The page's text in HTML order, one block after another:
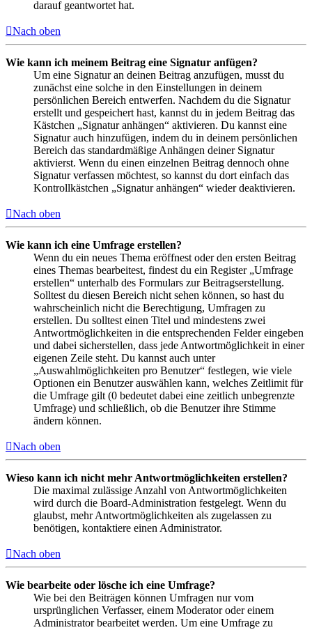
darauf geantwortet hat.
Nach oben
Wie kann ich meinem Beitrag eine Signatur anfügen?
Um eine Signatur an deinen Beitrag anzufügen, musst du
zunächst eine solche in den Einstellungen in deinem
persönlichen Bereich entwerfen. Nachdem du die Signatur
erstellt und gespeichert hast, kannst du in jedem Beitrag das
Kästchen „Signatur anhängen“ aktivieren. Du kannst eine
Signatur auch hinzufügen, indem du in deinem persönlichen
Bereich das standardmäßige Anhängen deiner Signatur
aktivierst. Wenn du einen einzelnen Beitrag dennoch ohne
Signatur verfassen möchtest, so kannst du dort einfach das
Kontrollkästchen „Signatur anhängen“ wieder deaktivieren.
Nach oben
Wie kann ich eine Umfrage erstellen?
Wenn du ein neues Thema eröffnest oder den ersten Beitrag
eines Themas bearbeitest, findest du ein Register „Umfrage
erstellen“ unterhalb des Formulars zur Beitragserstellung.
Solltest du diesen Bereich nicht sehen können, so hast du
wahrscheinlich nicht die Berechtigung, Umfragen zu
erstellen. Du solltest einen Titel und mindestens zwei
Antwortmöglichkeiten in die entsprechenden Felder eingeben
und dabei sicherstellen, dass jede Antwortmöglichkeit in einer
eigenen Zeile steht. Du kannst auch unter
„Auswahlmöglichkeiten pro Benutzer“ festlegen, wie viele
Optionen ein Benutzer auswählen kann, welches Zeitlimit für
die Umfrage gilt (0 bedeutet dabei eine zeitlich unbegrenzte
Umfrage) und schließlich, ob die Benutzer ihre Stimme
ändern können.
Nach oben
Wieso kann ich nicht mehr Antwortmöglichkeiten erstellen?
Die maximal zulässige Anzahl von Antwortmöglichkeiten
wird durch die Board-Administration festgelegt. Wenn du
glaubst, mehr Antwortmöglichkeiten als zugelassen zu
benötigen, kontaktiere einen Administrator.
Nach oben
Wie bearbeite oder lösche ich eine Umfrage?
Wie bei den Beiträgen können Umfragen nur vom
ursprünglichen Verfasser, einem Moderator oder einem
Administrator bearbeitet werden. Um eine Umfrage zu